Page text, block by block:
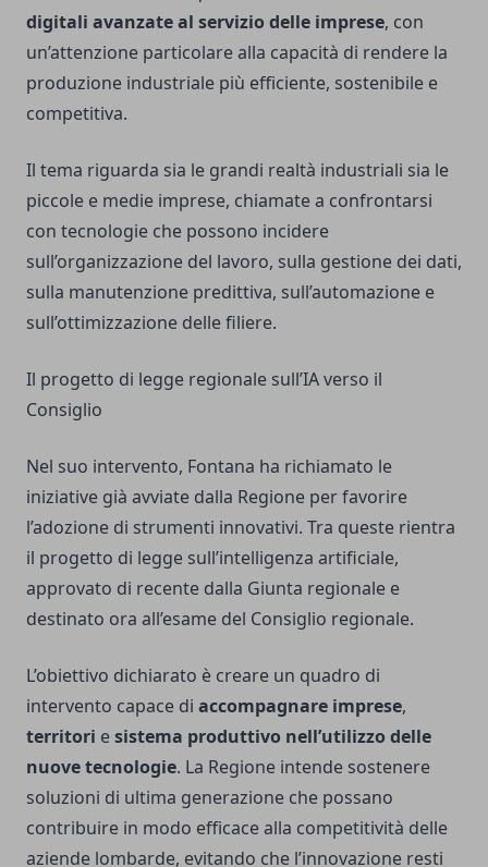
digitali avanzate al servizio delle imprese, con
un’attenzione particolare alla capacità di rendere la
produzione industriale più efficiente, sostenibile e
competitiva.
Il tema riguarda sia le grandi realtà industriali sia le
piccole e medie imprese, chiamate a confrontarsi
con tecnologie che possono incidere
sull’organizzazione del lavoro, sulla gestione dei dati,
sulla manutenzione predittiva, sull’automazione e
sull’ottimizzazione delle filiere.
Il progetto di legge regionale sull’IA verso il
Consiglio
Nel suo intervento, Fontana ha richiamato le
iniziative già avviate dalla Regione per favorire
l’adozione di strumenti innovativi. Tra queste rientra
il progetto di legge sull’intelligenza artificiale,
approvato di recente dalla Giunta regionale e
destinato ora all’esame del Consiglio regionale.
L’obiettivo dichiarato è creare un quadro di
intervento capace di accompagnare imprese,
territori esistema produttivo nell’utilizzo delle
nuove tecnologie. La Regione intende sostenere
soluzioni di ultima generazione che possano
contribuire in modo efficace alla competitività delle
aziende lombarde, evitando che l’innovazione resti